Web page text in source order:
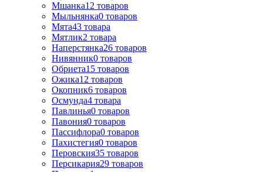
Мшанка12 товаров
Мыльнянка0 товаров
Мята43 товара
Мятлик2 товара
Наперстянка26 товаров
Нивянник0 товаров
Обриета15 товаров
Ожика12 товаров
Окопник6 товаров
Осмунда4 товара
Павлинья0 товаров
Павония0 товаров
Пассифлора0 товаров
Пахистегия0 товаров
Перовския35 товаров
Персикария29 товаров